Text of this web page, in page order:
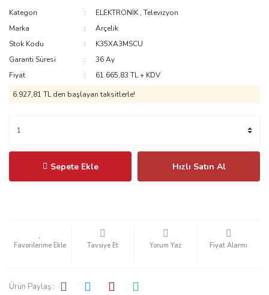
Kategori ELEKTRONİK ,Televizyon
Marka
Arçelik
Stok Kodu
K35XA3MSCU
Garanti Süresi
36 Ay
Fiyat
61.665,83 TL + KDV
6.927,81 TLden başlayan taksitlerle!
Sepete Ekle Hızlı Satın Al
Tavsiye Et Yorum Yaz Fiyat Alarmı
Ürün Paylaş :